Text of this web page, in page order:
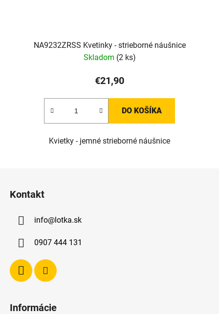
NA9232ZRSS Kvetinky - strieborné náušnice
Skladom (2 ks)
€21,90
DO KOŠÍKA
Kvietky - jemné strieborné náušnice
Kontakt
info@lotka.sk
0907 444 131
Informácie